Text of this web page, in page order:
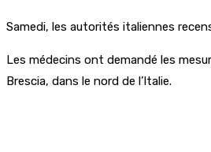
Samedi, les autorités italiennes
Les médecins ont demandé les
Brescia, dans le nord de l’Italie.